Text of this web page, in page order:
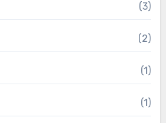
(3)
(2)
(1)
(1)